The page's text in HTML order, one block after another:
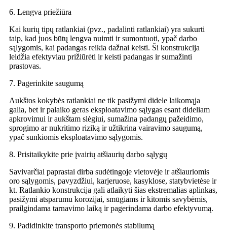
6. Lengva priežiūra
Kai kurių tipų ratlankiai (pvz., padalinti ratlankiai) yra sukurti
taip, kad juos būtų lengva nuimti ir sumontuoti, ypač darbo
sąlygomis, kai padangas reikia dažnai keisti. Ši konstrukcija
leidžia efektyviau prižiūrėti ir keisti padangas ir sumažinti
prastovas.
7. Pagerinkite saugumą
Aukštos kokybės ratlankiai ne tik pasižymi didele laikomąja
galia, bet ir palaiko geras eksploatavimo sąlygas esant dideliam
apkrovimui ir aukštam slėgiui, sumažina padangų pažeidimo,
sprogimo ar nukritimo riziką ir užtikrina vairavimo saugumą,
ypač sunkiomis eksploatavimo sąlygomis.
8. Prisitaikykite prie įvairių atšiaurių darbo sąlygų
Savivarčiai paprastai dirba sudėtingoje vietovėje ir atšiauriomis
oro sąlygomis, pavyzdžiui, karjeruose, kasyklose, statybvietėse ir
kt. Ratlankio konstrukcija gali atlaikyti šias ekstremalias aplinkas,
pasižymi atsparumu korozijai, smūgiams ir kitomis savybėmis,
prailgindama tarnavimo laiką ir pagerindama darbo efektyvumą.
9. Padidinkite transporto priemonės stabilumą